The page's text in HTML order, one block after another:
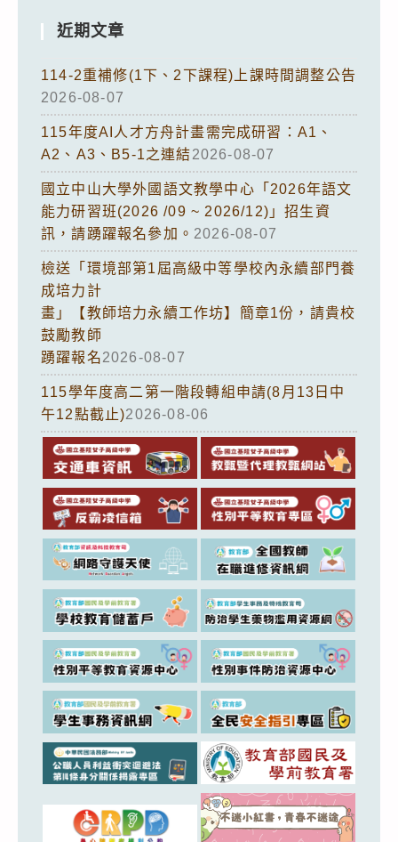
近期文章
114-2重補修(1下、2下課程)上課時間調整公告
2026-08-07
115年度AI人才方舟計畫需完成研習：A1、
A2、A3、B5-1之連結2026-08-07
國立中山大學外國語文教學中心「2026年語文
能力研習班(2026 /09 ~ 2026/12)」招生資
訊，請踴躍報名參加。 2026-08-07
檢送「環境部第1屆高級中等學校內永續部門養
成培力計
畫」【教師培力永續工作坊】簡章1份，請貴校
鼓勵教師
踴躍報名2026-08-07
115學年度高二第一階段轉組申請(8月13日中
午12點截止)2026-08-06